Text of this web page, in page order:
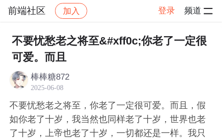
前端社区 加入 登录 频道
社区 前端社区 感慨 帖子详情
不要忧愁老之将至&#xff0c;你老了一定很
可爱。而且
棒棒糖872
2025-06-08
不要忧愁老之将至，你老了一定很可爱。而且，假
如你老了十岁，我当然也同样老了十岁，世界也老
了十岁，上帝也老了十岁，一切都还是一样。我只